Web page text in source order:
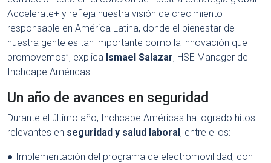
Accelerate+ y refleja nuestra visión de crecimiento
responsable en América Latina, donde el bienestar de
nuestra gente es tan importante como la innovación que
promovemos”, explica Ismael Salazar, HSE Manager de
Inchcape Américas.
Un año de avances en seguridad
Durante el último año, Inchcape Américas ha logrado hitos
relevantes en seguridad y salud laboral, entre ellos:
● Implementación del programa de electromovilidad, con